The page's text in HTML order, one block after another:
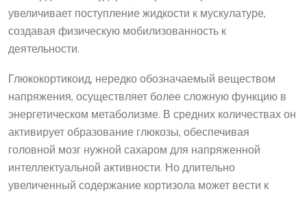
увеличивает поступление жидкости к мускулатуре,
создавая физическую мобилизованность к
деятельности.
Глюкокортикоид, нередко обозначаемый веществом
напряжения, осуществляет более сложную функцию в
энергетическом метаболизме. В средних количествах он
активирует образование глюкозы, обеспечивая
головной мозг нужной сахаром для напряженной
интеллектуальной активности. Но длительно
увеличенный содержание кортизола может вести к